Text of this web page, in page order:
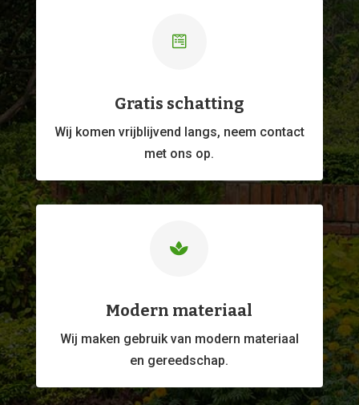

Gratis schatting
Wij komen vrijblijvend langs, neem contact
met ons op.

Modern materiaal
Wij maken gebruik van modern materiaal
en gereedschap.